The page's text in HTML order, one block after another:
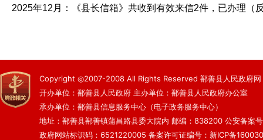
2025年12月：《县长信箱》共收到有效来信2件，已办理（
Copyright ◎2007-2008 All Rights Reserved 鄯善县人民政府网
开办单位：鄯善县人民政府 主办单位：鄯善县人民政府办公室
承办单位：鄯善县信息服务中心（电子政务服务中心）
地址：鄯善县鄯善镇蒲昌路县委大院内 邮编：838200 公安备案
政府网站标识码：6521220005 备案许可证编号：新ICP备